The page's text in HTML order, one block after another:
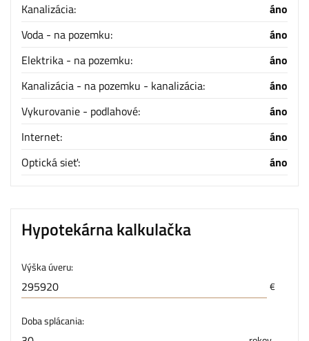
Kanalizácia:
áno
Voda - na pozemku:
áno
Elektrika - na pozemku:
áno
Kanalizácia - na pozemku - kanalizácia:
áno
Vykurovanie - podlahové:
áno
Internet:
áno
Optická sieť:
áno
Hypotekárna kalkulačka
Výška úveru:
€
Doba splácania: